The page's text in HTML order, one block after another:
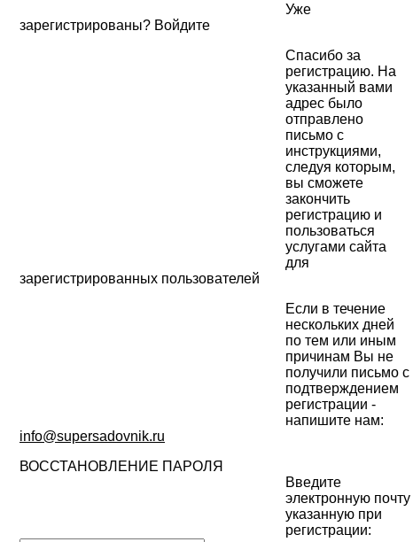
Уже
зарегистрированы? Войдите
Спасибо за
регистрацию. На
указанный вами
адрес было
отправлено
письмо с
инструкциями,
следуя которым,
вы сможете
закончить
регистрацию и
пользоваться
услугами сайта
для
зарегистрированных пользователей
Если в течение
нескольких дней
по тем или иным
причинам Вы не
получили письмо с
подтверждением
регистрации -
напишите нам:
info@supersadovnik.ru
ВОССТАНОВЛЕНИЕ ПАРОЛЯ
Введите
электронную почту
указанную при
регистрации: